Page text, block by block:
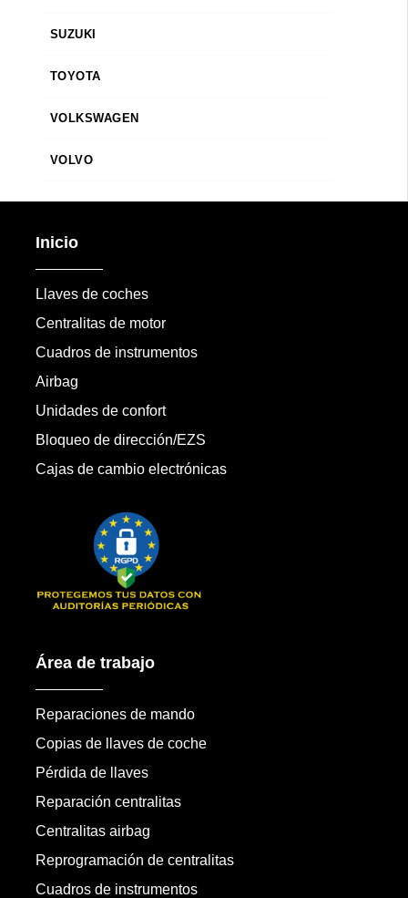
SUZUKI
TOYOTA
VOLKSWAGEN
VOLVO
Inicio
Llaves de coches
Centralitas de motor
Cuadros de instrumentos
Airbag
Unidades de confort
Bloqueo de dirección/EZS
Cajas de cambio electrónicas
Área de trabajo
Reparaciones de mando
Copias de llaves de coche
Pérdida de llaves
Reparación centralitas
Centralitas airbag
Reprogramación de centralitas
Cuadros de instrumentos